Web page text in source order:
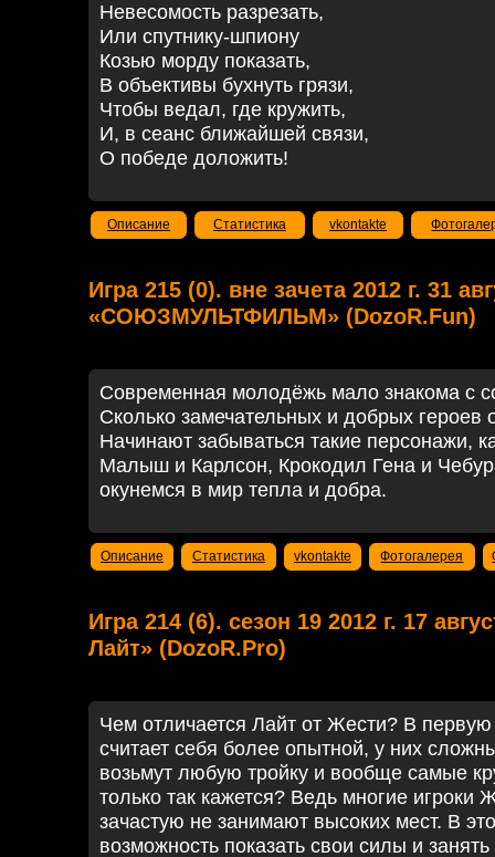
Невесомость разрезать,
Или спутнику-шпиону
Козью морду показать,
В объективы бухнуть грязи,
Чтобы ведал, где кружить,
И, в сеанс ближайшей связи,
О победе доложить!
Описание Статистика vkontakte
Игра 215 (0). вне зачета 2012 г. 31
«СОЮЗМУЛЬТФИЛЬМ» (DozoR.Fun)
Современная молодёжь мало знакома с
Сколько замечательных и добрых героев
Начинают забываться такие персонажи,
Малыш и Карлсон, Крокодил Гена и
окунемся в мир тепла и добра.
Описание Статистика vkontakte Фотогалерея
Игра 214 (6). сезон 19 2012 г. 17
Лайт» (DozoR.Pro)
Чем отличается Лайт от Жести? В
считает себя более опытной, у них
возьмут любую тройку и вообще самые
только так кажется? Ведь многие игроки
зачастую не занимают высоких мест. В
возможность показать свои силы и